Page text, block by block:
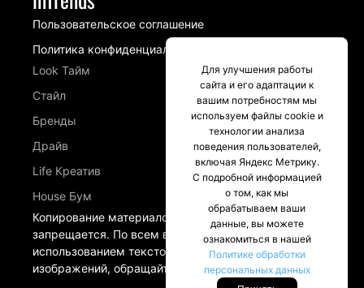
Пользовательское соглашение
Политика конфиденциальности
Look Тайм
Стайл
Бренды
Драйв
Life Креатив
House Бум
Копирование материалов сайта intrends.ru
запрещается. По всем вопросам, связанных с
использованием текстовых материалов и
изображений, обращайтесь в разделе Контакты.
Для улучшения работы
сайта и его адаптации к
вашим потребностям мы
используем файлы cookie и
технологии анализа
поведения пользователей,
включая Яндекс Метрику.
С подробной информацией
о том, как мы
обрабатываем ваши
данные, вы можете
ознакомиться в нашей
Политике обработки
персональных данных